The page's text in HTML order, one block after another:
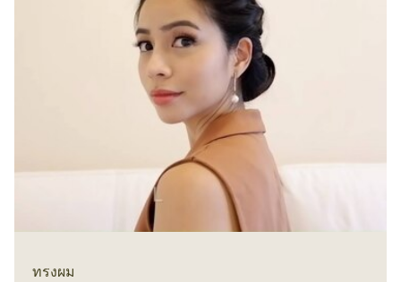
ทรงผม